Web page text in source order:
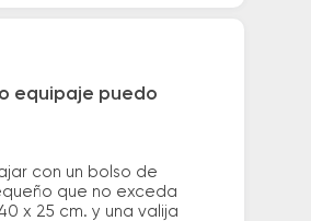
equipaje puedo
con un bolso de
que no exceda
x 25 cm. y una valija